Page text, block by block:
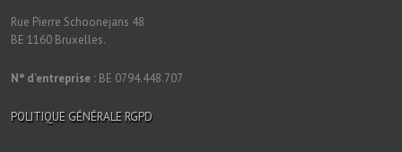
Rue Pierre Schoonejans 48
BE 1160 Bruxelles.
N° d’entreprise : BE 0794.448.707
POLITIQUE GÉNÉRALE RGPD